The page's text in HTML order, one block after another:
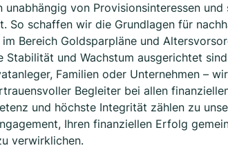
unabhängig von Provisionsinteressen
So schaffen wir die Grundlagen für
im Bereich Goldsparpläne und
Stabilität und Wachstum ausgerichtet
Familien oder Unternehmen –
Begleiter bei allen
und höchste Integrität zählen zu
Ihren finanziellen Erfolg
verwirklichen.